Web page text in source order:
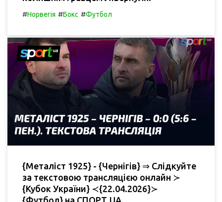
#Норвегія #Бокс #Футбол
{Металіст 1925} - {Чернігів} ⇒ Слідкуйте
за текстовою трансляцією онлайн ≻
{Кубок України} ≺{22.04.2026}≻